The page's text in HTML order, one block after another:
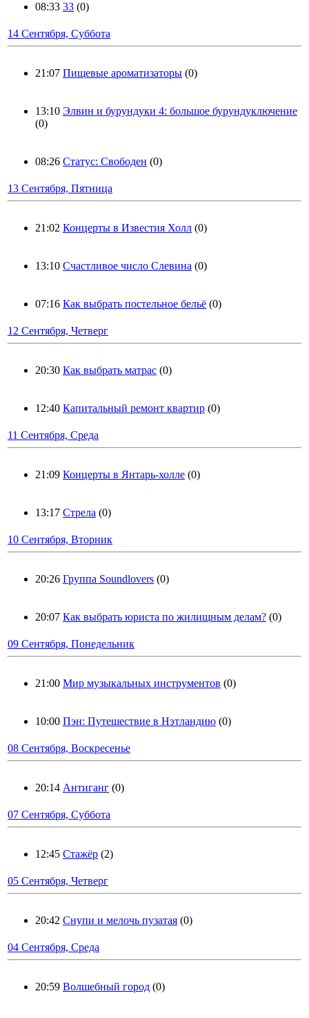
08:33 33 (0)
14 Сентября, Суббота
21:07 Пищевые ароматизаторы (0)
13:10 Элвин и бурундуки 4: большое бурундуключение
(0)
08:26 Статус: Свободен (0)
13 Сентября, Пятница
21:02 Концерты в Известия Холл (0)
13:10 Счастливое число Слевина (0)
07:16 Как выбрать постельное бельё (0)
12 Сентября, Четверг
20:30 Как выбрать матрас (0)
12:40 Капитальный ремонт квартир (0)
11 Сентября, Среда
21:09 Концерты в Янтарь-холле (0)
13:17 Стрела (0)
10 Сентября, Вторник
20:26 Группа Soundlovers (0)
20:07 Как выбрать юриста по жилищным делам? (0)
09 Сентября, Понедельник
21:00 Мир музыкальных инструментов (0)
10:00 Пэн: Путешествие в Нэтландию (0)
08 Сентября, Воскресенье
20:14 Антиганг (0)
07 Сентября, Суббота
12:45 Стажёр (2)
05 Сентября, Четверг
20:42 Снупи и мелочь пузатая (0)
04 Сентября, Среда
20:59 Волшебный город (0)